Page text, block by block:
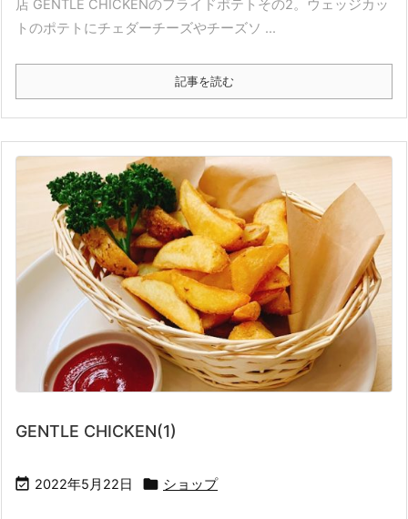
店 GENTLE CHICKENのフライドポテトその2。ウェッジカッ
トのポテトにチェダーチーズやチーズソ ...
記事を読む
GENTLE CHICKEN(1)
 2022年5月22日  ショップ